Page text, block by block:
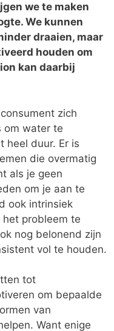
we te maken
We kunnen
draaien, maar
houden om
kan daarbij
zich
om water te
heel duur. Er is
die overmatig
als je geen
om je aan te
ook intrinsiek
probleem te
nog belonend zijn
vol te houden.
tot
om bepaalde
van
Want enige